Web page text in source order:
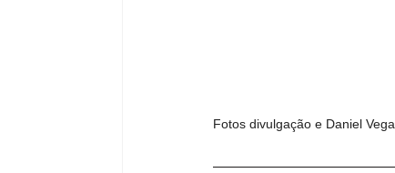
Fotos divulgação e Daniel Vega